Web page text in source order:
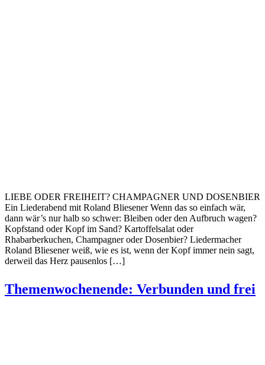
LIEBE ODER FREIHEIT? CHAMPAGNER UND DOSENBIER
Ein Liederabend mit Roland Bliesener Wenn das so einfach wär,
dann wär’s nur halb so schwer: Bleiben oder den Aufbruch wagen?
Kopfstand oder Kopf im Sand? Kartoffelsalat oder
Rhabarberkuchen, Champagner oder Dosenbier? Liedermacher
Roland Bliesener weiß, wie es ist, wenn der Kopf immer nein sagt,
derweil das Herz pausenlos […]
Themenwochenende: Verbunden und frei